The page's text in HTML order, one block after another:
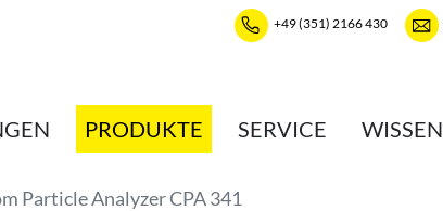
+49 (351) 2166 430
PRODUKTE SERVICE WISSEN
Particle Analyzer CPA 341